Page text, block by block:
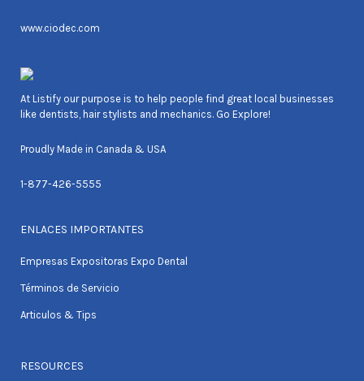
www.ciodec.com
At Listify our purpose is to help people find great local businesses
like dentists, hair stylists and mechanics. Go Explore!
Proudly Made in Canada & USA
1-877-426-5555
ENLACES IMPORTANTES
Empresas Expositoras Expo Dental
Términos de Servicio
Articulos & Tips
RESOURCES